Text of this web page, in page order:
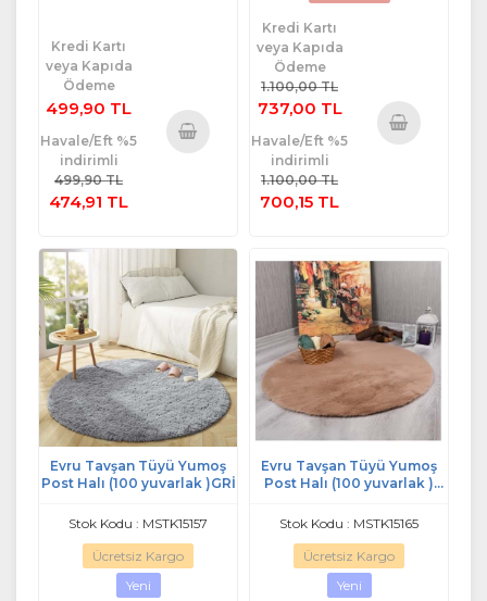
Kredi Kartı
veya Kapıda
Ödeme
499,90 TL
Havale/Eft %5
indirimli
499,90 TL
474,91 TL
Kredi Kartı
veya Kapıda
Ödeme
1.100,00 TL
737,00 TL
Havale/Eft %5
indirimli
1.100,00 TL
700,15 TL
Evru Tavşan Tüyü Yumoş
Post Halı (100 yuvarlak )GRİ
Stok Kodu : MSTK15157
Ücretsiz Kargo
Yeni
Evru Tavşan Tüyü Yumoş
Post Halı (100 yuvarlak )
Stok Kodu : MSTK15165
Ücretsiz Kargo
Yeni